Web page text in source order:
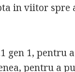
in viitor spre
gen 1, pentru
pentru a